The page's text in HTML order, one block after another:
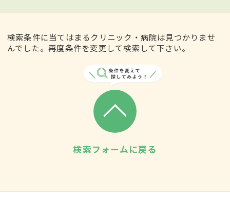
検索条件に当てはまるクリニック・病院は見つかりませ
んでした。再度条件を変更して検索して下さい。
検索フォームに戻る